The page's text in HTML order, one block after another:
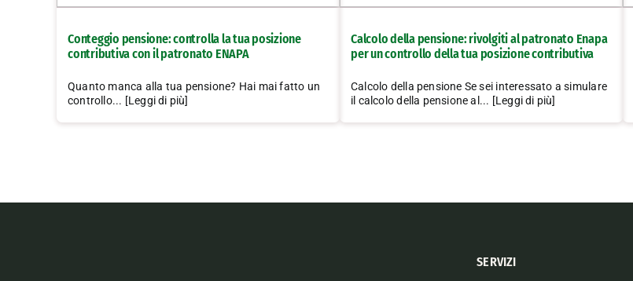
Conteggio pensione: controlla la tua posizione
contributiva con il patronato ENAPA
Quanto manca alla tua pensione? Hai mai fatto un
controllo... [Leggi di più]
Calcolo della pensione: rivolgiti al patronato Enapa
per un controllo della tua posizione contributiva
Calcolo della pensione Se sei interessato a simulare
il calcolo della pensione al... [Leggi di più]
SERVIZI